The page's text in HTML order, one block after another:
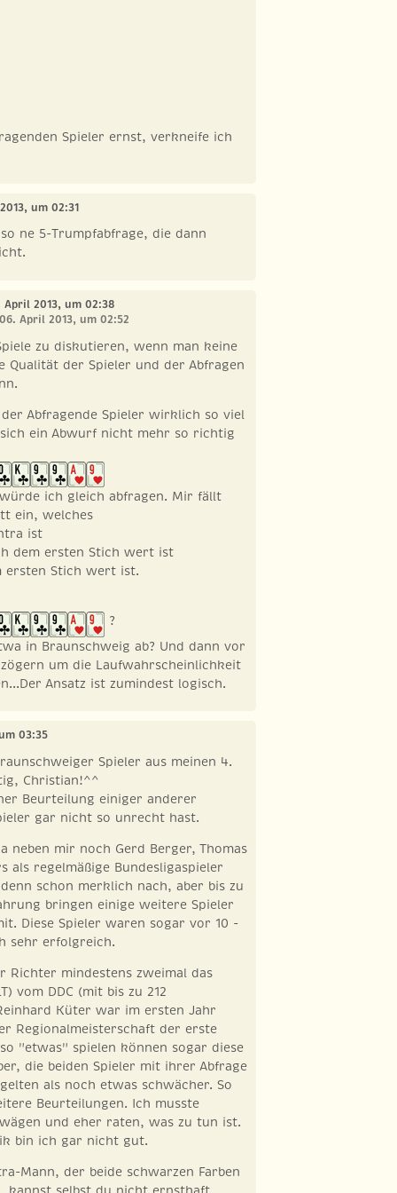
Spieler ernst, verkneife ich
um 02:31
ne 5-Trumpfabfrage, die dann
April 2013, um 02:38
April 2013, um 02:52
zu diskutieren, wenn man keine
Qualität der Spieler und der Abfragen
Abfragende Spieler wirklich so viel
ein Abwurf nicht mehr so richtig
ich gleich abfragen. Mir fällt
ein, welches
ist
dem ersten Stich wert ist
ersten Stich wert ist.
?
in Braunschweig ab? Und dann vor
um die Laufwahrscheinlichkeit
Ansatz ist zumindest logisch.
03:35
Spieler aus meinen 4.
Christian!^^
Beurteilung einiger anderer
gar nicht so unrecht hast.
neben mir noch Gerd Berger, Thomas
als regelmäßige Bundesligaspieler
schon merklich nach, aber bis zu
bringen einige weitere Spieler
Diese Spieler waren sogar vor 10 -
sehr erfolgreich.
Richter mindestens zweimal das
vom DDC (mit bis zu 212
Küter war im ersten Jahr
Regionalmeisterschaft der erste
"etwas" spielen können sogar diese
die beiden Spieler mit ihrer Abfrage
als noch etwas schwächer. So
Beurteilungen. Ich musste
und eher raten, was zu tun ist.
bin ich gar nicht gut.
Mann, der beide schwarzen Farben